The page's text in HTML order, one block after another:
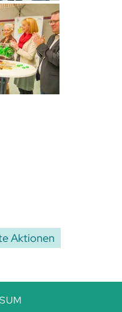
Aktionen